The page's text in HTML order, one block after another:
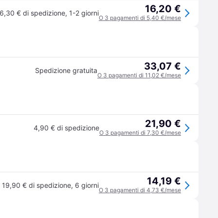
6,30 € di spedizione, 1-2 giorni 16,20 €
O 3 pagamenti di 5,40 €/mese
Spedizione gratuita 33,07 €
O 3 pagamenti di 11,02 €/mese
4,90 € di spedizione 21,90 €
O 3 pagamenti di 7,30 €/mese
19,90 € di spedizione, 6 giorni 14,19 €
O 3 pagamenti di 4,73 €/mese